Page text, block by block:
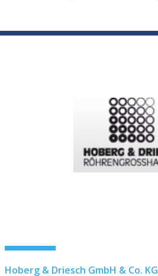
Hoberg & Driesch GmbH & Co. KG